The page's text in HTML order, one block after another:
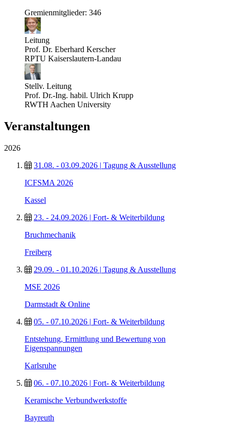
Gremienmitglieder: 346
Leitung
Prof. Dr. Eberhard Kerscher
RPTU Kaiserslautern-Landau
Stellv. Leitung
Prof. Dr.-Ing. habil. Ulrich Krupp
RWTH Aachen University
Veranstaltungen
2026
31.08. - 03.09.2026 | Tagung & Ausstellung
ICFSMA 2026
Kassel
23. - 24.09.2026 | Fort- & Weiterbildung
Bruchmechanik
Freiberg
29.09. - 01.10.2026 | Tagung & Ausstellung
MSE 2026
Darmstadt & Online
05. - 07.10.2026 | Fort- & Weiterbildung
Entstehung, Ermittlung und Bewertung von
Eigenspannungen
Karlsruhe
06. - 07.10.2026 | Fort- & Weiterbildung
Keramische Verbundwerkstoffe
Bayreuth